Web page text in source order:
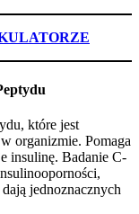
które jest
organizmie. Pomaga
insulinę. Badanie C-
jednoznacznych